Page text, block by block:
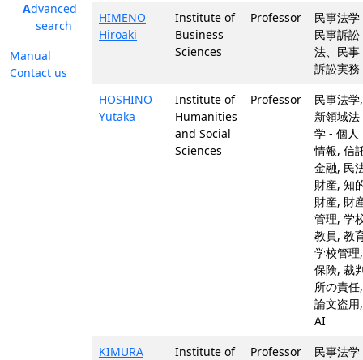
Advanced
search
Manual
Contact us
HIMENO
Hiroaki
Institute of
Business
Sciences
Professor
民事法学
民事訴訟
法、民事
訴訟実務
HOSHINO
Yutaka
Institute of
Humanities
and Social
Sciences
Professor
民事法学,
新領域法
学 - 個人
情報, 信
金融, 民
財産, 知
財産, 財
管理, 学
教員, 教
学校管理,
保険, 裁
所の責任,
論文盗用,
AI
KIMURA
Institute of
Professor
民事法学